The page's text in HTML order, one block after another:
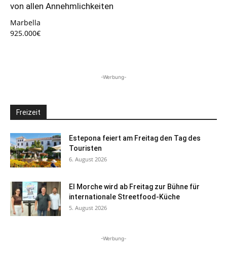
von allen Annehmlichkeiten
Marbella
925.000€
-Werbung-
Freizeit
Estepona feiert am Freitag den Tag des
Touristen
6. August 2026
El Morche wird ab Freitag zur Bühne für
internationale Streetfood-Küche
5. August 2026
-Werbung-